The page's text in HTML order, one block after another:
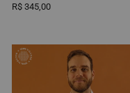
R$ 345,00